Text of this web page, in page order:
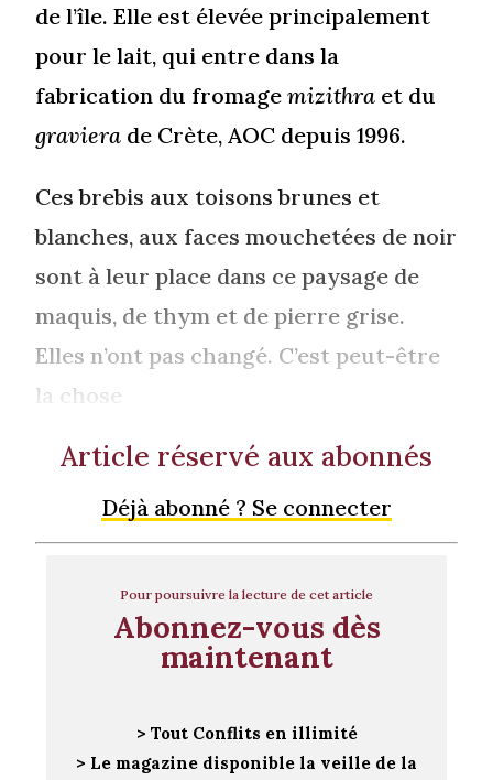
de l’île. Elle est élevée principalement
pour le lait, qui entre dans la
fabrication du fromagemizithra et du
graviera de Crète, AOC depuis 1996.
Ces brebis aux toisons brunes et
blanches, aux faces mouchetées de noir
sont à leur place dans ce paysage de
maquis, de thym et de pierre grise.
Elles n’ont pas changé. C’est peut-être
la chose
Article réservé aux abonnés
Déjà abonné ? Se connecter
Pour poursuivre la lecture de cet article
Abonnez-vous dès
maintenant
> Tout Conflits en illimité
> Le magazine disponible la veille de la